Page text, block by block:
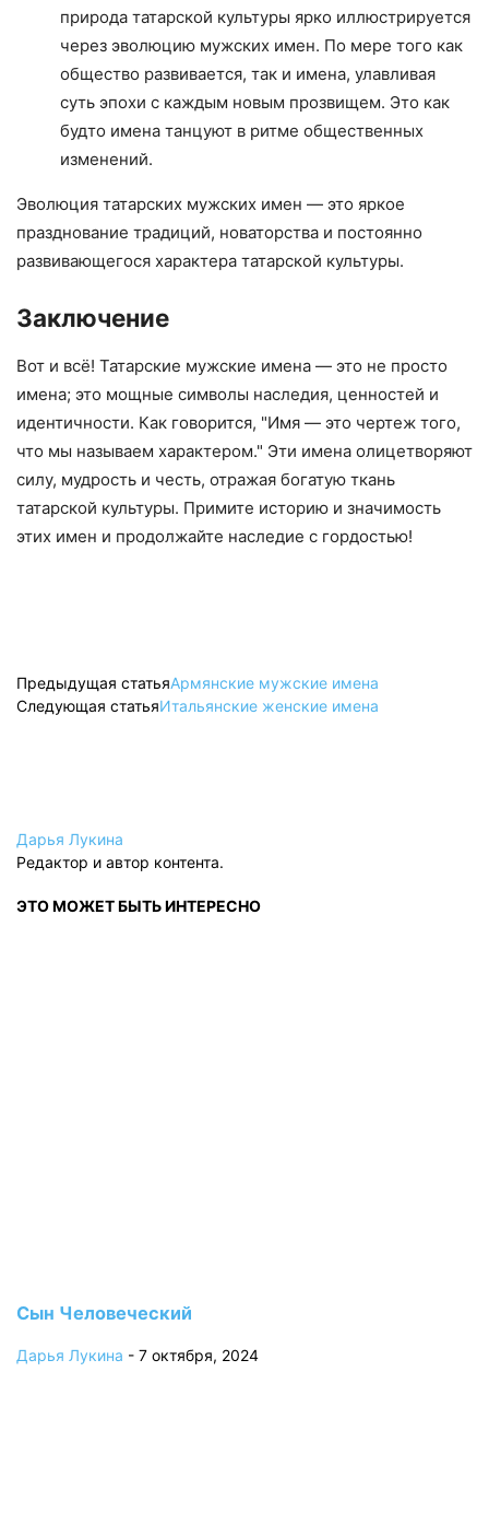
природа татарской культуры ярко иллюстрируется
через эволюцию мужских имен. По мере того как
общество развивается, так и имена, улавливая
суть эпохи с каждым новым прозвищем. Это как
будто имена танцуют в ритме общественных
изменений.
Эволюция татарских мужских имен — это яркое
празднование традиций, новаторства и постоянно
развивающегося характера татарской культуры.
Заключение
Вот и всё! Татарские мужские имена — это не просто
имена; это мощные символы наследия, ценностей и
идентичности. Как говорится, "Имя — это чертеж того,
что мы называем характером." Эти имена олицетворяют
силу, мудрость и честь, отражая богатую ткань
татарской культуры. Примите историю и значимость
этих имен и продолжайте наследие с гордостью!
Предыдущая статьяАрмянские мужские имена
Следующая статьяИтальянские женские имена
Дарья Лукина
Редактор и автор контента.
ЭТО МОЖЕТ БЫТЬ ИНТЕРЕСНО
Сын Человеческий
Дарья Лукина - 7 октября, 2024